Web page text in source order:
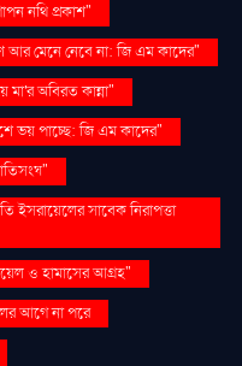
নথি প্রকাশ"
আর মেনে নেবে না: জি এম কাদের"
অবিরত কান্না"
ভয় পাচ্ছে: জি এম কাদের"
ইসরায়েলের সাবেক নিরাপত্তা
ও হামাসের আগ্রহ"
আগে না পরে